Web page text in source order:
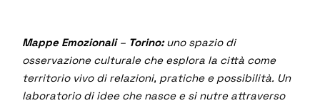
Mappe Emozionali– Torino:uno spazio di
osservazione culturale che esplora la città come
territorio vivo di relazioni, pratiche e possibilità. Un
laboratorio di idee che nasce e si nutre attraverso